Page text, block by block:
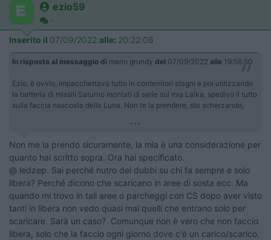
ezio59
-
Inserito il 07/09/2022 alle: 20:22:08
In risposta al messaggio di mario grundy del 07/09/2022 alle 19:56:50
Ezio, è ovvio, impacchettavo tutto in contenitori stagni e poi utilizzando
la batteria di missili Saturno montati di serie sul mia Laika, spedivo il tutto
sulla faccia nascosta della Luna. Non te la prendere, sto scherzando,
...
Non me la prendo sicuramente, la mia è una considerazione per
quanto hai scritto sopra. Ora hai specificato.
@ ledzep. Sai perché nutro dei dubbi su chi fa sempre e solo
libera? Perché dicono che scaricano in aree di sosta ecc. Ma
quando mi trovo in tali aree o parcheggi con CS dopo aver visto
tanti in libera non vedo quasi mai quelli che entrano solo per
scaricare. Sarà un caso? Comunque non è vero che non faccio
libera, solo che la faccio ogni giorno dove c'è un carico/scarico.